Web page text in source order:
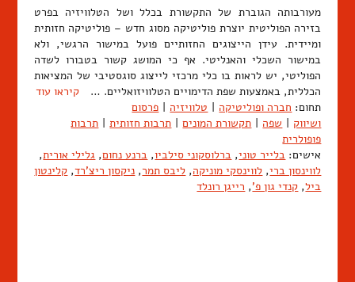
מעורבותה הגוברת של התקשורת בכלל ושל הטלוויזיה בפרט
בזירה הפוליטית יוצרת פוליטיקה מסוג חדש – פוליטיקה חזותית
ומיידית. עידן הייצוגים החזותיים פועל במישור הרגשי, ולא
במישור השכלי והאנליטי. אף כי המושג קשור בטבורו לשדה
הפוליטי, יש לראות בו כלי מרכזי לייצוג סוגסטיבי של המציאות
הכללית, באמצעות שפת הדימויים הטלוויזואליים. … קיראו עוד
תחום: חברה ופוליטיקה | טלוויזיה | פרסום
ושיווק | שפה | תקשורת המונים | תרבות חזותית | תרבות
פופולרית
אישים: בלייר טוני, ברלוסקוני סילביו, ברנע נחום, גלילי אורית,
לווינסון ברי, לווינסקי מוניקה, ליבס תמר, ניקסון ריצ'רד, קלינטון
ביל, קנדי גון פ', רייגן רונלד